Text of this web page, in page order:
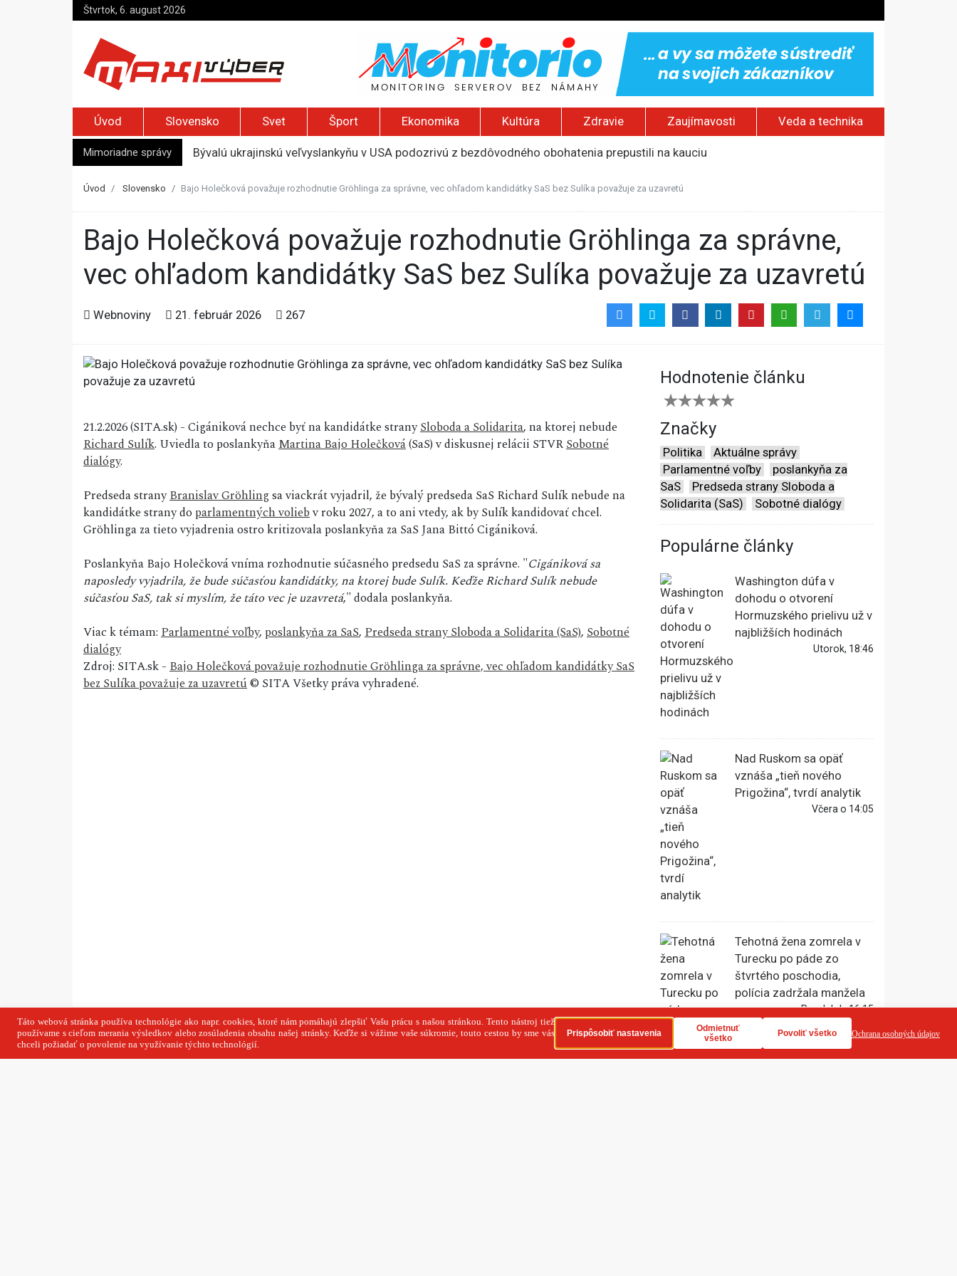
Štvrtok, 6. august 2026
Úvod Slovensko Svet Šport Ekonomika Kultúra Zdravie Zaujímavosti Veda a technika
Mimoriadne správy
Bývalú ukrajinskú veľvyslankyňu v USA podozrivú z bezdôvodného obohatenia prepustili na kauciu
Kremeľ rozšíril možnosti náboru do armády aj pre ďalších páchateľov trestných činov
Úvod Slovensko Bajo Holečková považuje rozhodnutie Gröhlinga za správne, vec ohľadom kandidátky SaS bez Sulíka považuje za uzavretú
Bajo Holečková považuje rozhodnutie Gröhlinga za správne,
vec ohľadom kandidátky SaS bez Sulíka považuje za uzavretú
Webnoviny 21. február 2026 267
21.2.2026 (SITA.sk) - Cigániková nechce byť na kandidátke stranySloboda a Solidarita, na ktorej nebude
Richard Sulík. Uviedla to poslankyňaMartina Bajo Holečková(SaS) v diskusnej relácii STVRSobotné
dialógy.
Predseda stranyBranislav Gröhlingsa viackrát vyjadril, že bývalý predseda SaS Richard Sulík nebude na
kandidátke strany do parlamentných voliebv roku 2027, a to ani vtedy, ak by Sulík kandidovať chcel.
Gröhlinga za tieto vyjadrenia ostro kritizovala poslankyňa za SaS Jana Bittó Cigániková.
Poslankyňa Bajo Holečková vníma rozhodnutie súčasného predsedu SaS za správne. "Cigániková sa
naposledy vyjadrila, že bude súčasťou kandidátky, na ktorej bude Sulík. Keďže Richard Sulík nebude
súčasťou SaS, tak si myslím, že táto vec je uzavretá," dodala poslankyňa.
Viac k témam:Parlamentné voľby, poslankyňa za SaS,Predseda strany Sloboda a Solidarita (SaS),Sobotné
dialógy
Zdroj: SITA.sk -Bajo Holečková považuje rozhodnutie Gröhlinga za správne, vec ohľadom kandidátky SaS
bez Sulíka považuje za uzavretú© SITA Všetky práva vyhradené.
Hodnotenie článku
Značky
Politika
Aktuálne správy
Parlamentné voľby
poslankyňa za
SaS
Predseda strany Sloboda a
Solidarita (SaS)
Sobotné dialógy
Populárne články
Washington dúfa v
dohodu o otvorení
Hormuzského prielivu už v
najbližších hodinách
Utorok, 18:46
Nad Ruskom sa opäť
vznáša „tieň nového
Prigožina“, tvrdí analytik
Včera o 14:05
Tehotná žena zomrela v
Turecku po páde zo
štvrtého poschodia,
polícia zadržala manžela
Pondelok, 16:15